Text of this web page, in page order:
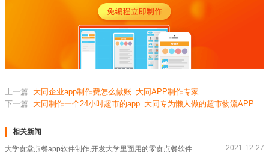
上一篇
大同企业app制作费怎么做账_大同APP制作专家
下一篇
大同制作一个24小时超市的app_大同专为懒人做的超市物流APP
相关新闻
大学食堂点餐app软件制作,开发大学里面用的零食点餐软件 2021-12-27